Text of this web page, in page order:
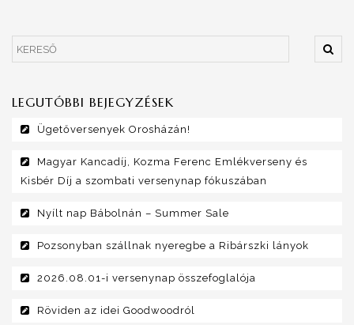
LEGUTÓBBI BEJEGYZÉSEK
Ügetőversenyek Orosházán!
Magyar Kancadíj, Kozma Ferenc Emlékverseny és
Kisbér Díj a szombati versenynap fókuszában
Nyílt nap Bábolnán – Summer Sale
Pozsonyban szállnak nyeregbe a Ribárszki lányok
2026.08.01-i versenynap összefoglalója
Röviden az idei Goodwoodról